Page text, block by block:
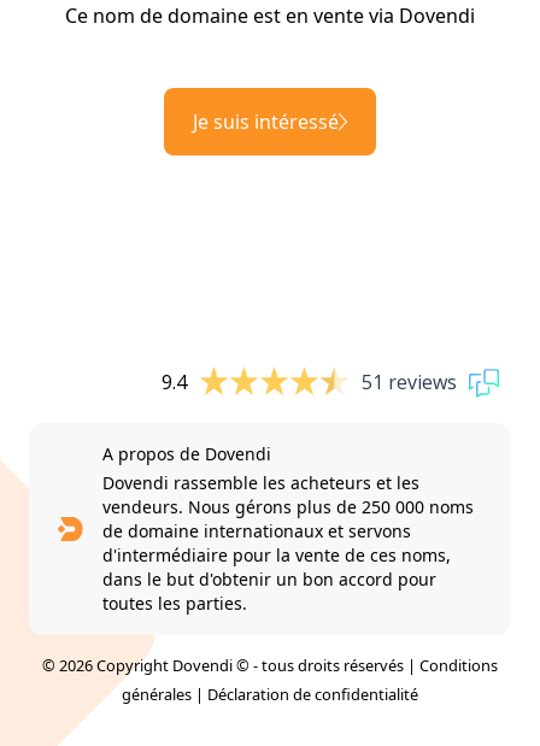
Ce nom de domaine est en vente via Dovendi
Je suis intéressé
9.4 51 reviews
A propos de Dovendi
Dovendi rassemble les acheteurs et les
vendeurs. Nous gérons plus de 250 000 noms
de domaine internationaux et servons
d'intermédiaire pour la vente de ces noms,
dans le but d'obtenir un bon accord pour
toutes les parties.
© 2026 Copyright Dovendi © - tous droits réservés | Conditions
générales | Déclaration de confidentialité